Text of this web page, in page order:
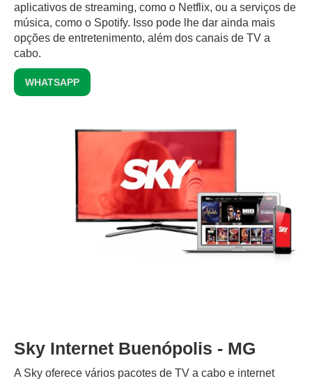
aplicativos de streaming, como o Netflix, ou a serviços de
música, como o Spotify. Isso pode lhe dar ainda mais
opções de entretenimento, além dos canais de TV a
cabo.
WHATSAPP
Sky Internet Buenópolis - MG
A Sky oferece vários pacotes de TV a cabo e internet